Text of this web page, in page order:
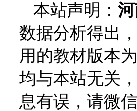
本站声明：
数据分析得出
用的教材版本
均与本站无关
息有误，请微